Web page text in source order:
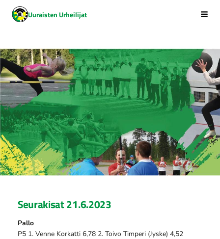
Siirry
sivun
Uuraisten Urheilijat
Seurakisat 21.6.2023
Pallo
P5 1. Venne Korkatti 6,78 2. Toivo Timperi (Jyske) 4,52